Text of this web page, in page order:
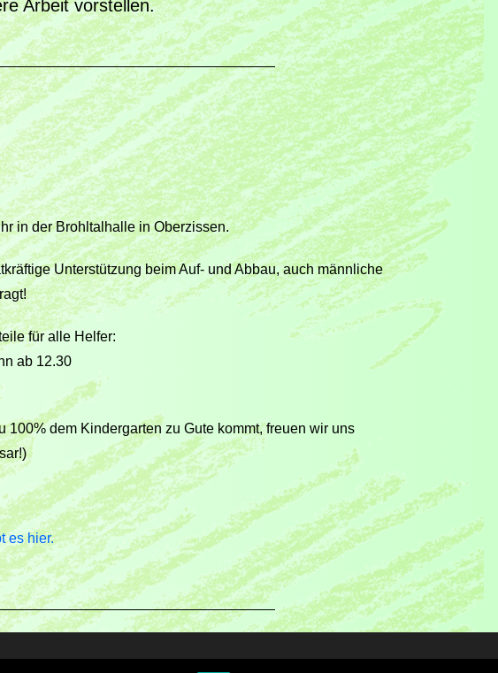
Arbeit vorstellen.
in der Brohltalhalle in Oberzissen.
Unterstützung beim Auf- und Abbau, auch männliche
für alle Helfer:
ab 12.30
dem Kindergarten zu Gute kommt, freuen wir uns
es hier.